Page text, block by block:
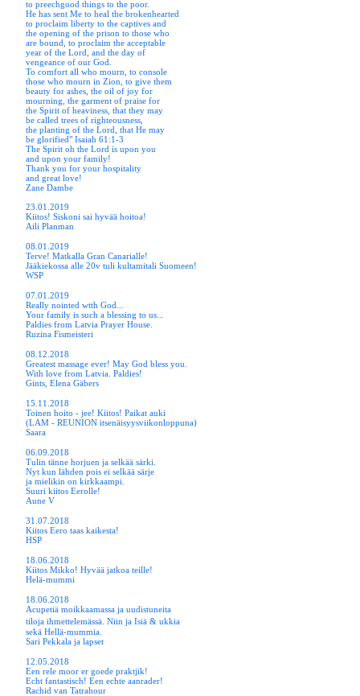
to preechgood things to the poor.
He has sent Me to heal the brokenhearted
to proclaim liberty to the captives and
the opening of the prison to those who
are bound, to proclaim the acceptable
year of the Lord, and the day of
vengeance of our God.
To comfort all who mourn, to console
those who mourn in Zion, to give them
beauty for ashes, the oil of joy for
mourning, the garment of praise for
the Spirit of heaviness, that they may
be called trees of righteousness,
the planting of the Lord, that He may
be glorified" Isaiah 61:1-3
The Spirit oh the Lord is upon you
and upon your family!
Thank you for your hospitality
and great love!
Zane Dambe
23.01.2019
Kiitos! Siskoni sai hyvää hoitoa!
Aili Planman
08.01.2019
Terve! Matkalla Gran Canarialle!
Jääkiekossa alle 20v tuli kultamitali Suomeen!
WSP
07.01.2019
Really nointed wtth God...
Your family is such a blessing to us...
Paldies from Latvia Prayer House.
Ruzina Fismeisteri
08.12.2018
Greatest massage ever! May God bless you.
With love from Latvia. Paldies!
Gints, Elena Gäbers
15.11.2018
Toinen hoito - jee! Kiitos! Paikat auki
(LAM - REUNION itsenäisyysviikonloppuna)
Saara
06.09.2018
Tulin tänne horjuen ja selkää särki.
Nyt kun lähden pois ei selkää särje
ja mielikin on kirkkaampi.
Suuri kiitos Eerolle!
Aune V
31.07.2018
Kiitos Eero taas kaikesta!
HSP
18.06.2018
Kiitos Mikko! Hyvää jatkoa teille!
Helä-mummi
18.06.2018
Acupetiä moikkaamassa ja uudistuneita
tiloja ihmettelemässä. Niin ja Isiä & ukkia
sekä Hellä-mummia.
Sari Pekkala ja lapset
12.05.2018
Een rele moor er goede praktjik!
Echt fantastisch! Een echte aanrader!
Rachid van Tatrahour